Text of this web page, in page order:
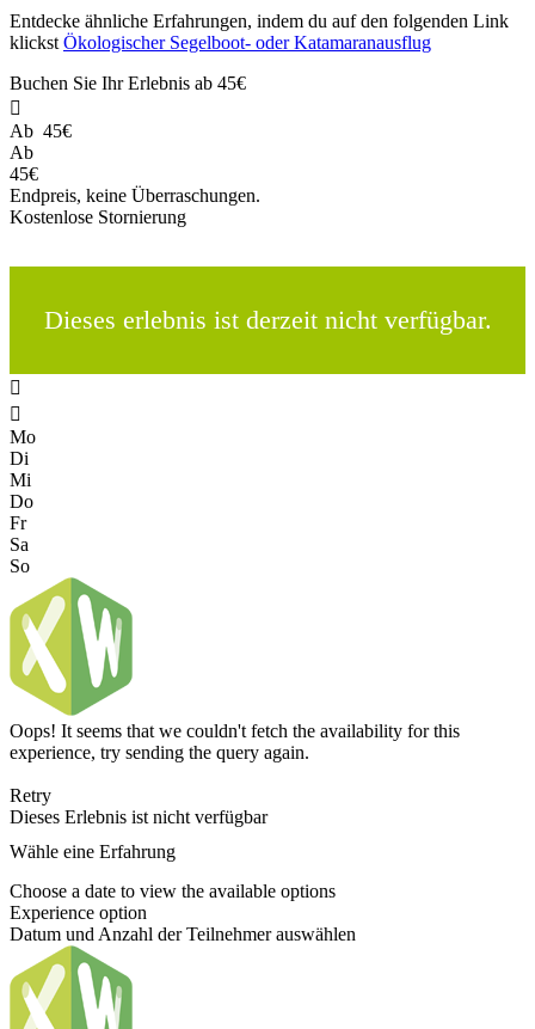
Entdecke ähnliche Erfahrungen, indem du auf den folgenden Link
klickst Ökologischer Segelboot- oder Katamaranausflug
Buchen Sie Ihr Erlebnis ab 45€

Ab 45€
Ab
45€
Endpreis, keine Überraschungen.
Kostenlose Stornierung
Dieses erlebnis ist derzeit nicht verfügbar.


Mo
Di
Mi
Do
Fr
Sa
So
Oops! It seems that we couldn't fetch the availability for this
experience, try sending the query again.
Retry
Dieses Erlebnis ist nicht verfügbar
Wähle eine Erfahrung
Choose a date to view the available options
Experience option
Datum und Anzahl der Teilnehmer auswählen